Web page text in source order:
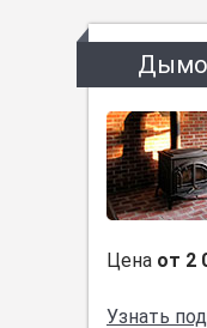
Цена от 2
Узнать